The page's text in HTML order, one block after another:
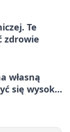
Te
zdrowie
własną
się wysoką